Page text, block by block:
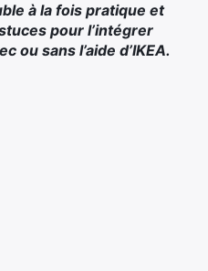
à la fois pratique et
pour l’intégrer
ou sans l’aide d’IKEA.